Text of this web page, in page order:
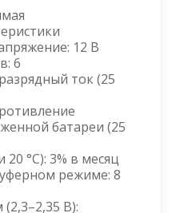
12 В
6
ток (25
батареи (25
°C): 3% в месяц
режиме: 8
В):